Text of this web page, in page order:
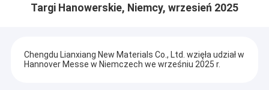
Targi Hanowerskie, Niemcy, wrzesień 2025
Chengdu Lianxiang New Materials Co., Ltd. wzięła udział w
Hannover Messe w Niemczech we wrześniu 2025 r.